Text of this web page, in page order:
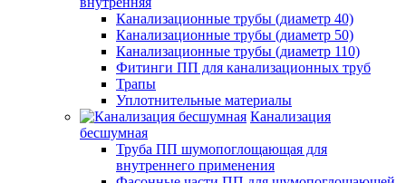
Канализационные трубы (диаметр 40)
Канализационные трубы (диаметр 50)
Канализационные трубы (диаметр 110)
Фитинги ПП для канализационных труб
Трапы
Уплотнительные материалы
Канализация
бесшумная
Труба ПП шумопоглощающая для
внутреннего применения